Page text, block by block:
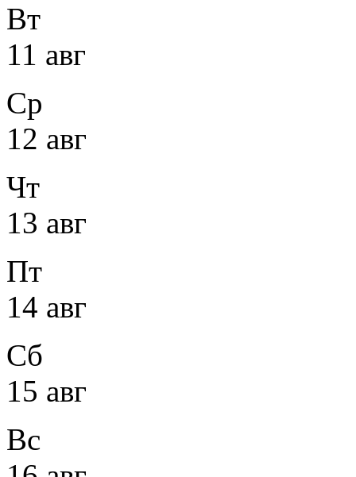
Вт
11 авг
Ср
12 авг
Чт
13 авг
Пт
14 авг
Сб
15 авг
Вс